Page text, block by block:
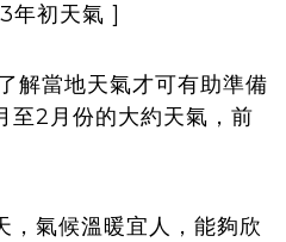
年初天氣 ]
解當地天氣才可有助準備
至2月份的大約天氣，前
，氣候溫暖宜人，能夠欣